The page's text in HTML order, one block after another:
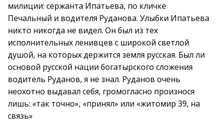
милиции: сержанта Ипатьева, по кличке
Печальный и водителя Руданова. Улыбки Ипатьева
никто никогда не видел. Он был из тех
исполнительных ленивцев с широкой светлой
душой, на которых держится земля русская. Был ли
основой русской нации богатырского сложения
водитель Руданов, я не знал. Руданов очень
неохотно выдавал себя, громогласно произнося
лишь: «так точно», «принял» или «житомир 39, на
связь»